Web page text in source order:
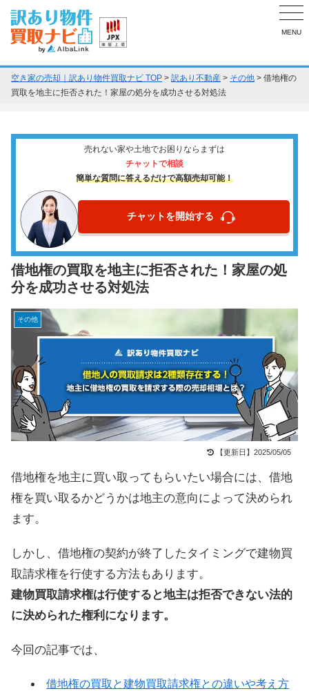
MENU
空き家の売却｜訳あり物件買取ナビ TOP > 訳あり不動産 > その他 > 借地権の
買取を地主に拒否された！家屋の処分を成功させる対処法
売れない家や土地でお困りならまずは
チャットで相談
簡単な質問に答えるだけで高額売却可能！
チャットを開始する
借地権の買取を地主に拒否された！家屋の処
分を成功させる対処法
その他
【更新日】2025/05/05
借地権を地主に買い取ってもらいたい場合には、借地
権を買い取るかどうかは地主の意向によって決められ
ます。
しかし、借地権の契約が終了したタイミングで建物買
取請求権を行使する方法もあります。
建物買取請求権は行使すると地主は拒否できない法的
に決められた権利になります。
今回の記事では、
借地権の買取と建物買取請求権との違いや考え方